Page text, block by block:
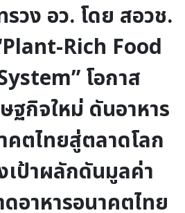
รวง อว. โดย สอวช.
Rich Food
โอกาส
ฐกิจใหม่ ดันอาหาร
คตไทยสู่ตลาดโลก
เป้าผลักดันมูลค่า
อาหารอนาคตไทย